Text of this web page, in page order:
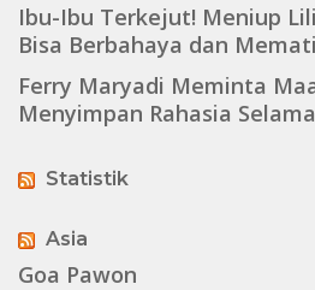
Ibu-Ibu Terkejut! Meniup
Bisa Berbahaya dan
Ferry Maryadi Meminta
Menyimpan Rahasia
Statistik
Asia
Goa Pawon